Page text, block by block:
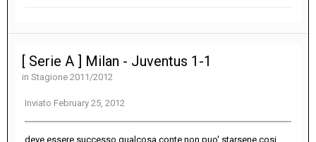
[ Serie A ] Milan - Juventus 1-1
in Stagione 2011/2012
Inviato February 25, 2012
deve essere successo qualcosa conte non puo' starsene cosi